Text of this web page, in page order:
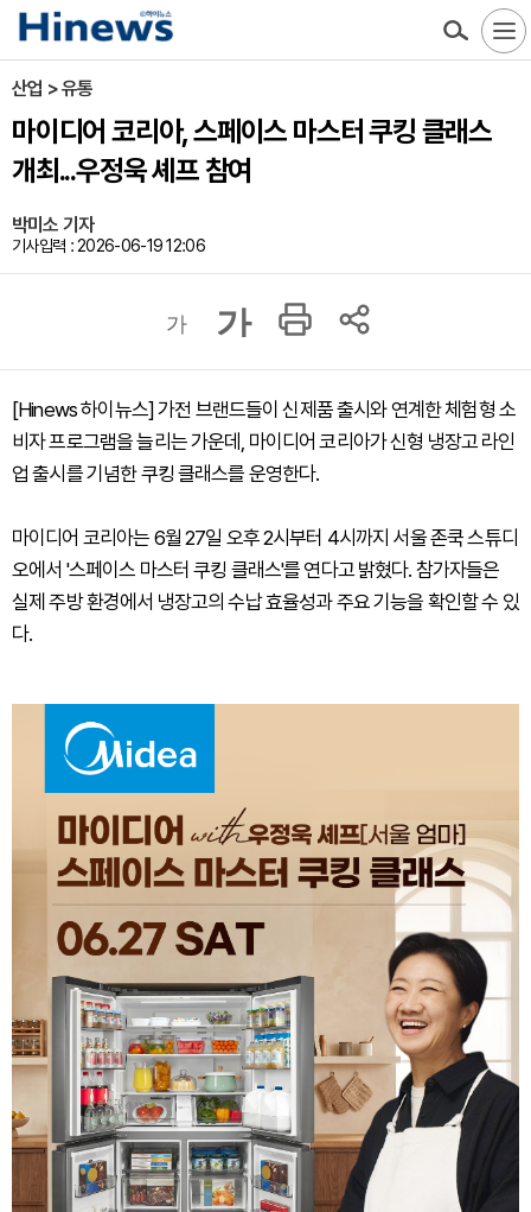
산업 > 유통
마이디어 코리아, 스페이스 마스터 쿠킹 클래스
개최...우정욱 셰프 참여
박미소 기자
기사입력 : 2026-06-19 12:06
가 가
[Hinews 하이뉴스] 가전 브랜드들이 신제품 출시와 연계한 체험형 소
비자 프로그램을 늘리는 가운데, 마이디어 코리아가 신형 냉장고 라인
업 출시를 기념한 쿠킹 클래스를 운영한다.
마이디어 코리아는 6월 27일 오후 2시부터 4시까지 서울 존쿡 스튜디
오에서 '스페이스 마스터 쿠킹 클래스'를 연다고 밝혔다. 참가자들은
실제 주방 환경에서 냉장고의 수납 효율성과 주요 기능을 확인할 수 있
다.